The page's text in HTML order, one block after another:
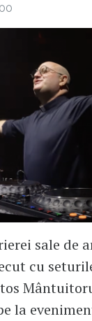
sale de
cu
la